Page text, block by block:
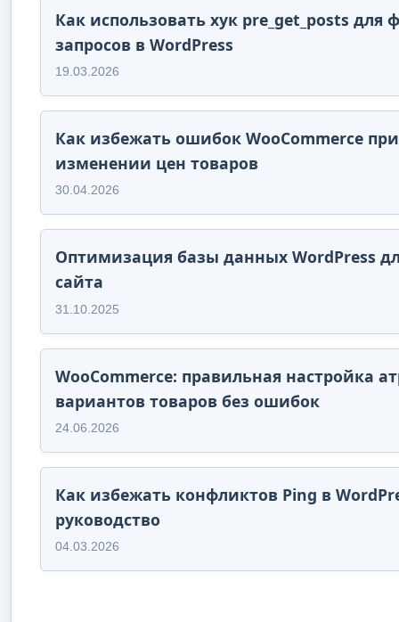
Как использовать хук pre_get_posts для
запросов в WordPress
19.03.2026
Как избежать ошибок WooCommerce
изменении цен товаров
30.04.2026
Оптимизация базы данных WordPress
сайта
31.10.2025
WooCommerce: правильная настройка
вариантов товаров без ошибок
24.06.2026
Как избежать конфликтов Ping в
руководство
04.03.2026